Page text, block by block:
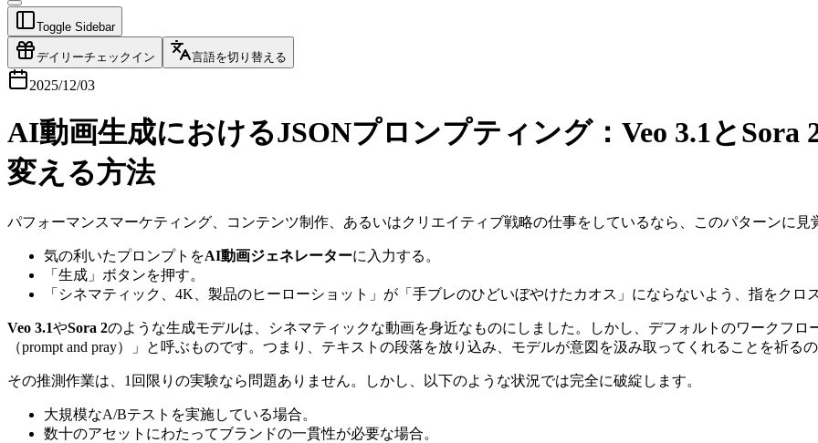
Toggle Sidebar
デイリーチェックイン 言語を切り替える
2025/12/03
AI動画生成におけるJSONプロンプティング：Veo 3.1と
変える方法
パフォーマンスマーケティング、コンテンツ制作、あるいはクリエイティブ戦略の仕事をしているなら、このパターンに見
気の利いたプロンプトをAI動画ジェネレーターに入力する。
「生成」ボタンを押す。
「シネマティック、4K、製品のヒーローショット」が「手ブレのひどいぼやけたカオス」にならないよう、指をクロ
Veo 3.1やSora 2のような生成モデルは、シネマティックな動画を身近なものにしました。しかし、デフォルトのワークフ
（prompt and pray）」と呼ぶものです。つまり、テキストの段落を放り込み、モデルが意図を汲み取ってくれることを祈るの
その推測作業は、1回限りの実験なら問題ありません。しかし、以下のような状況では完全に破綻します。
大規模なA/Bテストを実施している場合。
数十のアセットにわたってブランドの一貫性が必要な場合。